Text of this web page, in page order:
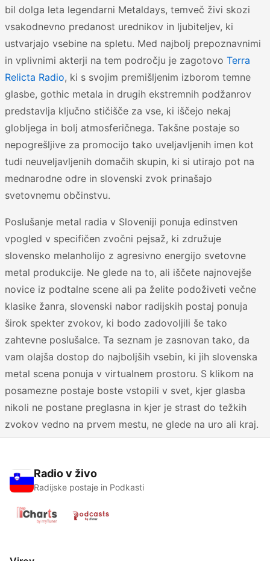
bil dolga leta legendarni Metaldays, temveč živi skozi
vsakodnevno predanost urednikov in ljubiteljev, ki
ustvarjajo vsebine na spletu. Med najbolj prepoznavnimi
in vplivnimi akterji na tem področju je zagotovo Terra
Relicta Radio, ki s svojim premišljenim izborom temne
glasbe, gothic metala in drugih ekstremnih podžanrov
predstavlja ključno stičišče za vse, ki iščejo nekaj
globljega in bolj atmosferičnega. Takšne postaje so
nepogrešljive za promocijo tako uveljavljenih imen kot
tudi neuveljavljenih domačih skupin, ki si utirajo pot na
mednarodne odre in slovenski zvok prinašajo
svetovnemu občinstvu.
Poslušanje metal radia v Sloveniji ponuja edinstven
vpogled v specifičen zvočni pejsaž, ki združuje
slovensko melanholijo z agresivno energijo svetovne
metal produkcije. Ne glede na to, ali iščete najnovejše
novice iz podtalne scene ali pa želite podoživeti večne
klasike žanra, slovenski nabor radijskih postaj ponuja
širok spekter zvokov, ki bodo zadovoljili še tako
zahtevne poslušalce. Ta seznam je zasnovan tako, da
vam olajša dostop do najboljših vsebin, ki jih slovenska
metal scena ponuja v virtualnem prostoru. S klikom na
posamezne postaje boste vstopili v svet, kjer glasba
nikoli ne postane preglasna in kjer je strast do težkih
zvokov vedno na prvem mestu, ne glede na uro ali kraj.
Radio v živo
Radijske postaje in Podkasti